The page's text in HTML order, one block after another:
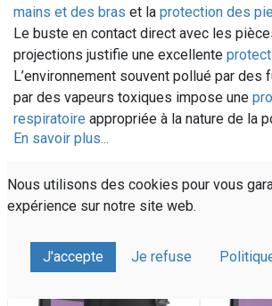
mains et des bras et la protection des
Le buste en contact direct avec les
projections justifie une excellente
L’environnement souvent pollué par des
par des vapeurs toxiques impose une
respiratoire appropriée à la nature de la
En savoir plus...
Nous utilisons des cookies pour vous
expérience sur notre site web.
J'accepte Je refuse